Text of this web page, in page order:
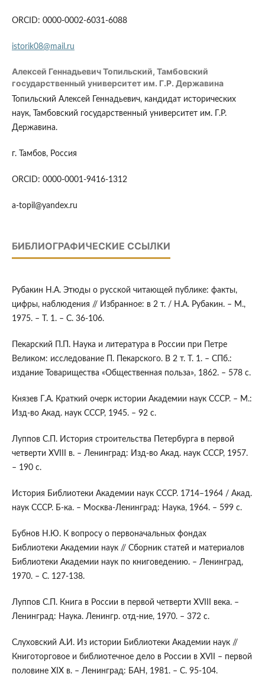
ORCID: 0000-0002-6031-6088
istorik08@mail.ru
Алексей Геннадьевич Топильский, Тамбовский
государственный университет им. Г.Р. Державина
Топильский Алексей Геннадьевич, кандидат исторических
наук, Тамбовский государственный университет им. Г.Р.
Державина.
г. Тамбов, Россия
ORCID: 0000-0001-9416-1312
a-topil@yandex.ru
БИБЛИОГРАФИЧЕСКИЕ ССЫЛКИ
Рубакин Н.А. Этюды о русской читающей публике: факты,
цифры, наблюдения // Избранное: в 2 т. / Н.А. Рубакин. – М.,
1975. – Т. 1. – С. 36-106.
Пекарский П.П. Наука и литература в России при Петре
Великом: исследование П. Пекарского. В 2 т. Т. 1. – СПб.:
издание Товарищества «Общественная польза», 1862. – 578 с.
Князев Г.А. Краткий очерк истории Академии наук СССР. – М.:
Изд-во Акад. наук СССР, 1945. – 92 с.
Луппов С.П. История строительства Петербурга в первой
четверти XVIII в. – Ленинград: Изд-во Акад. наук СССР, 1957.
– 190 с.
История Библиотеки Академии наук СССР. 1714–1964 / Акад.
наук СССР. Б-ка. – Москва-Ленинград: Наука, 1964. – 599 с.
Бубнов Н.Ю. К вопросу о первоначальных фондах
Библиотеки Академии наук // Сборник статей и материалов
Библиотеки Академии наук по книговедению. – Ленинград,
1970. – С. 127-138.
Луппов С.П. Книга в России в первой четверти XVIII века. –
Ленинград: Наука. Ленингр. отд-ние, 1970. – 372 с.
Слуховский A.И. Из истории Библиотеки Академии наук //
Книготорговое и библиотечное дело в России в XVII – первой
половине XIX в. – Ленинград: БАН, 1981. – С. 95-104.